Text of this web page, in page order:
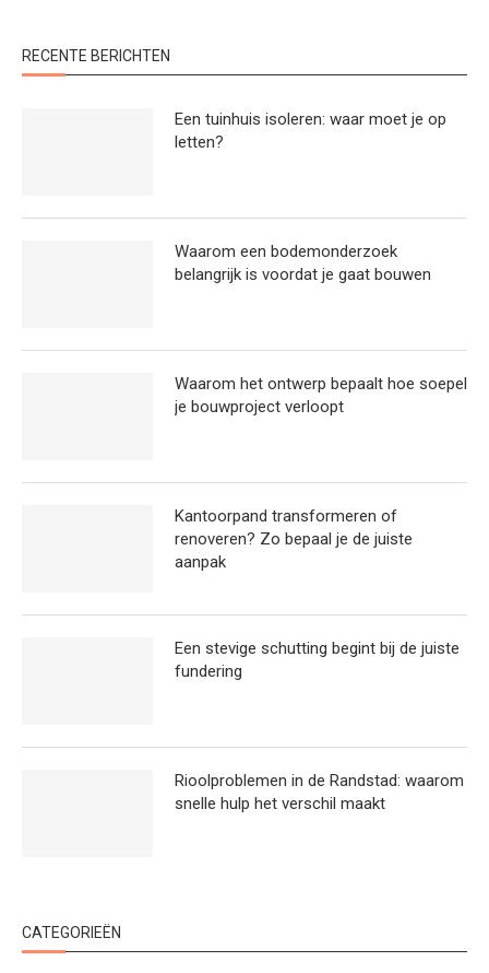
RECENTE BERICHTEN
Een tuinhuis isoleren: waar moet je op
letten?
Waarom een bodemonderzoek
belangrijk is voordat je gaat bouwen
Waarom het ontwerp bepaalt hoe soepel
je bouwproject verloopt
Kantoorpand transformeren of
renoveren? Zo bepaal je de juiste
aanpak
Een stevige schutting begint bij de juiste
fundering
Rioolproblemen in de Randstad: waarom
snelle hulp het verschil maakt
CATEGORIEËN